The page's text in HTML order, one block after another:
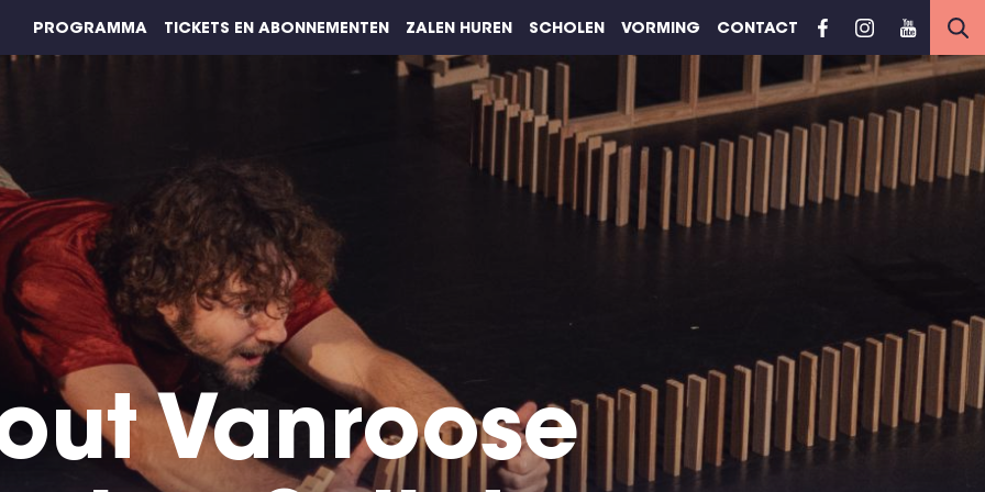
PROGRAMMA TICKETS EN ABONNEMENTEN ZALEN HUREN SCHOLEN VORMING CONTACT
Vanroose